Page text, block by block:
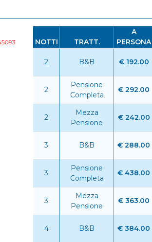
NOTTI TRATT.
A
PERSONA
2 B&B € 192.00
2
Pensione
Completa
€ 292.00
2
Mezza
Pensione
€ 242.00
3 B&B € 288.00
3
Pensione
Completa
€ 438.00
3
Mezza
Pensione
€ 363.00
4 B&B € 384.00